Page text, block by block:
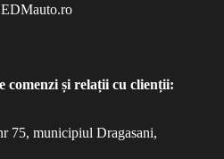
EDMauto.ro
comenzi și relații cu clienții:
75, municipiul Dragasani,